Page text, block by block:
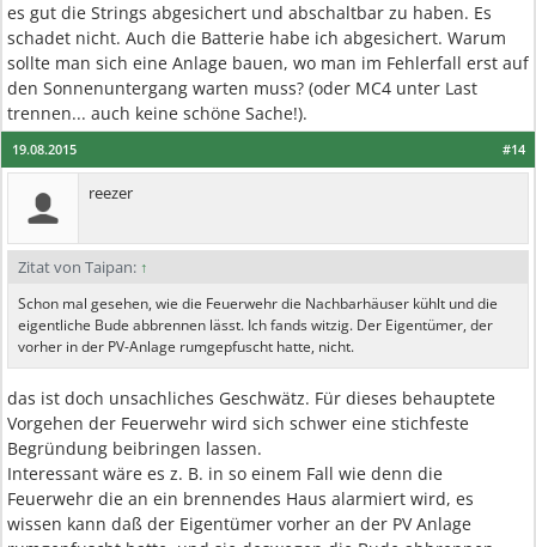
es gut die Strings abgesichert und abschaltbar zu haben. Es
schadet nicht. Auch die Batterie habe ich abgesichert. Warum
sollte man sich eine Anlage bauen, wo man im Fehlerfall erst auf
den Sonnenuntergang warten muss? (oder MC4 unter Last
trennen... auch keine schöne Sache!).
#14
19.08.2015
reezer
Zitat von Taipan: ↑
Schon mal gesehen, wie die Feuerwehr die Nachbarhäuser kühlt und die
eigentliche Bude abbrennen lässt. Ich fands witzig. Der Eigentümer, der
vorher in der PV-Anlage rumgepfuscht hatte, nicht.
das ist doch unsachliches Geschwätz. Für dieses behauptete
Vorgehen der Feuerwehr wird sich schwer eine stichfeste
Begründung beibringen lassen.
Interessant wäre es z. B. in so einem Fall wie denn die
Feuerwehr die an ein brennendes Haus alarmiert wird, es
wissen kann daß der Eigentümer vorher an der PV Anlage